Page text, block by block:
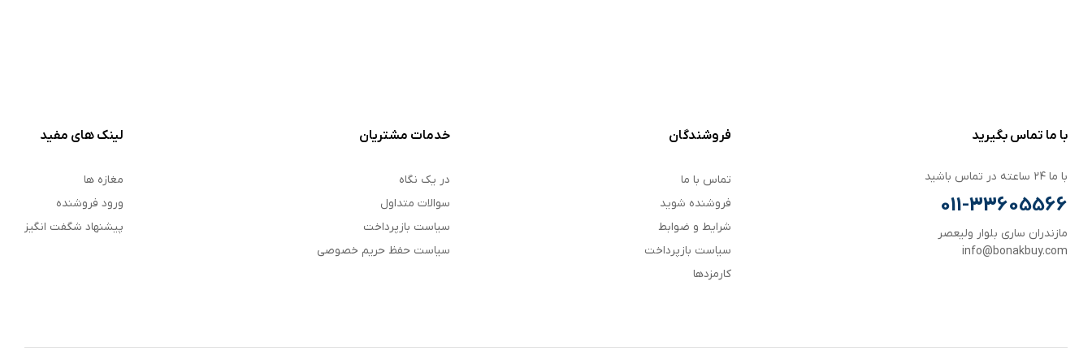
با ما تماس بگیرید
با ما ۲۴ ساعته در تماس باشید
011-33605566
مازندران ساری بلوار ولیعصر
info@bonakbuy.com
فروشندگان
تماس با ما
فروشنده شوید
شرایط و ضوابط
سیاست بازپرداخت
کارمزدها
خدمات مشتریان
در یک نگاه
سوالات متداول
سیاست بازپرداخت
سیاست حفظ حریم خصوصی
لینک های مفید
مغازه ها
ورود فروشنده
پیشنهاد شگفت انگیز